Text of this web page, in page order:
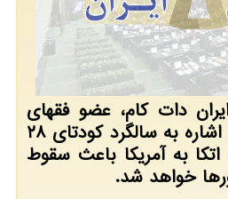
دات کام، عضو فقهای
شورای نگهبان ضمن اشاره به سالگرد کودتای ۲۸
به آمریکا باعث سقوط
خواهد شد.